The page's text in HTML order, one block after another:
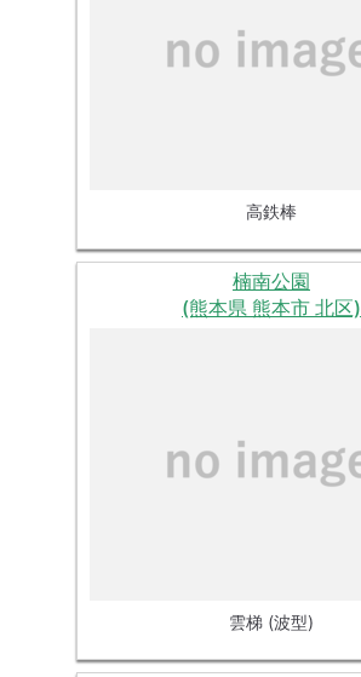
高鉄棒
楠南公園
(熊本県 熊本市 北区)
雲梯 (波型)